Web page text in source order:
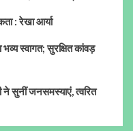
: रेखा आर्या
भव्य स्वागत; सुरक्षित कांवड़
सुनीं जनसमस्याएं, त्वरित